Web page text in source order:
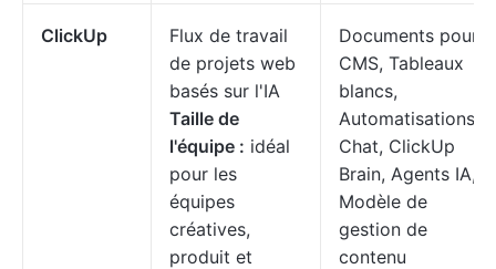
ClickUp
Flux de travail
de projets web
basés sur l'IA
Taille de
l'équipe : idéal
pour les
équipes
créatives,
produit et
Documents pour
CMS, Tableaux
blancs,
Automatisations,
Chat, ClickUp
Brain, Agents IA,
Modèle de
gestion de
contenu